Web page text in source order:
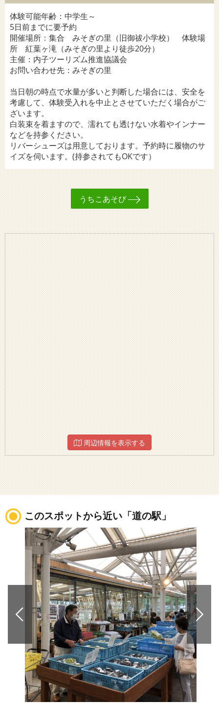
体験可能年齢：中学生～
5日前までに要予約
開催場所：集合 みそぎの里（旧御祓小学校） 体験場
所 紅葉ヶ滝（みそぎの里より徒歩20分）
主催：内子ツーリズム推進協議会
お問い合わせ先：みそぎの里
当日朝の時点で水量が多いと判断した場合には、安全を
考慮して、体験受入れを中止とさせていただく場合がご
ざいます。
白装束を着ますので、濡れても透けない水着やインナー
などを持参ください。
リバーシューズは用意しております。予約時に履物のサ
イズを伺います。(持参されてもOKです）
うちこあそび
周辺情報を表示する
このスポットから近い「道の駅」